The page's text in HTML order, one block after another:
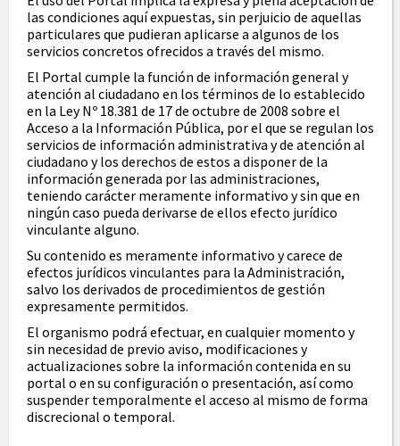
las condiciones aquí expuestas, sin perjuicio de aquellas
particulares que pudieran aplicarse a algunos de los
servicios concretos ofrecidos a través del mismo.
El Portal cumple la función de información general y
atención al ciudadano en los términos de lo establecido
en la Ley Nº 18.381 de 17 de octubre de 2008 sobre el
Acceso a la Información Pública, por el que se regulan los
servicios de información administrativa y de atención al
ciudadano y los derechos de estos a disponer de la
información generada por las administraciones,
teniendo carácter meramente informativo y sin que en
ningún caso pueda derivarse de ellos efecto jurídico
vinculante alguno.
Su contenido es meramente informativo y carece de
efectos jurídicos vinculantes para la Administración,
salvo los derivados de procedimientos de gestión
expresamente permitidos.
El organismo podrá efectuar, en cualquier momento y
sin necesidad de previo aviso, modificaciones y
actualizaciones sobre la información contenida en su
portal o en su configuración o presentación, así como
suspender temporalmente el acceso al mismo de forma
discrecional o temporal.